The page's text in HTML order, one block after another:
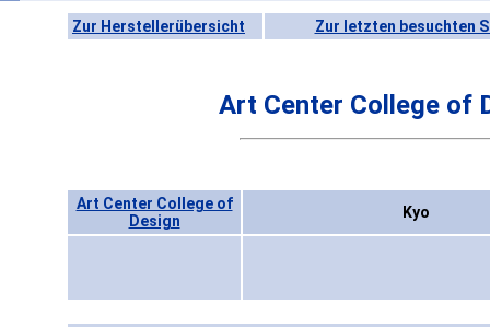
Zur Herstellerübersicht Zur letzten besuchten
Art Center College of
Art Center College of
Design
Kyo